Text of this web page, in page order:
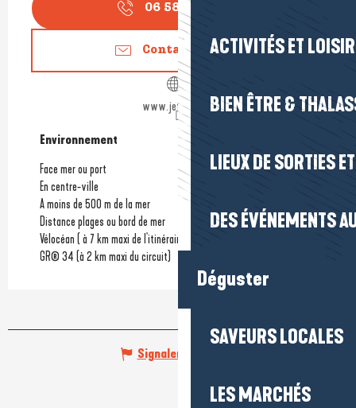
ACTIVITÉS ET
BIEN ÊTRE &
LIEUX DE SORTIES
DES ÉVÉNEMENTS
Déguster
SAVEURS LOCALES
LES MARCHÉS
06 58 38 02
Contactez-nous
www.jet-gliss.fr
Environnement
Environnement
Face mer ou port
En centre-ville
A moins de 500 m de la mer
Distance plages ou bord de mer
Vélocéan ( à 7 km maxi de l'itinéraire)
GR® 34 (à 2 km maxi du circuit)
Signaler une erreur